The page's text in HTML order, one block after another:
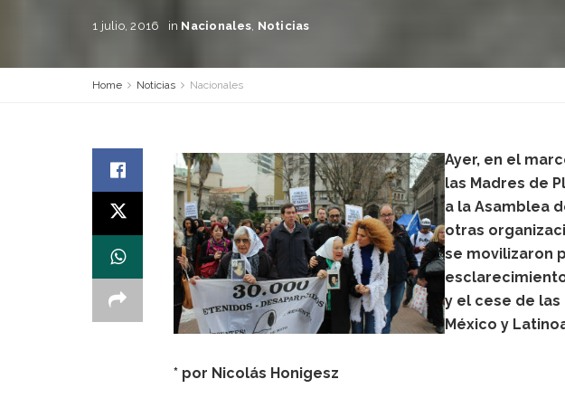
1 julio, 2016 in Nacionales, Noticias
Home Noticias Nacionales
Ayer, en el
las Madres de
a la Asamblea
otras
se movilizaron
y el cese de
México y
* por Nicolás Honigesz